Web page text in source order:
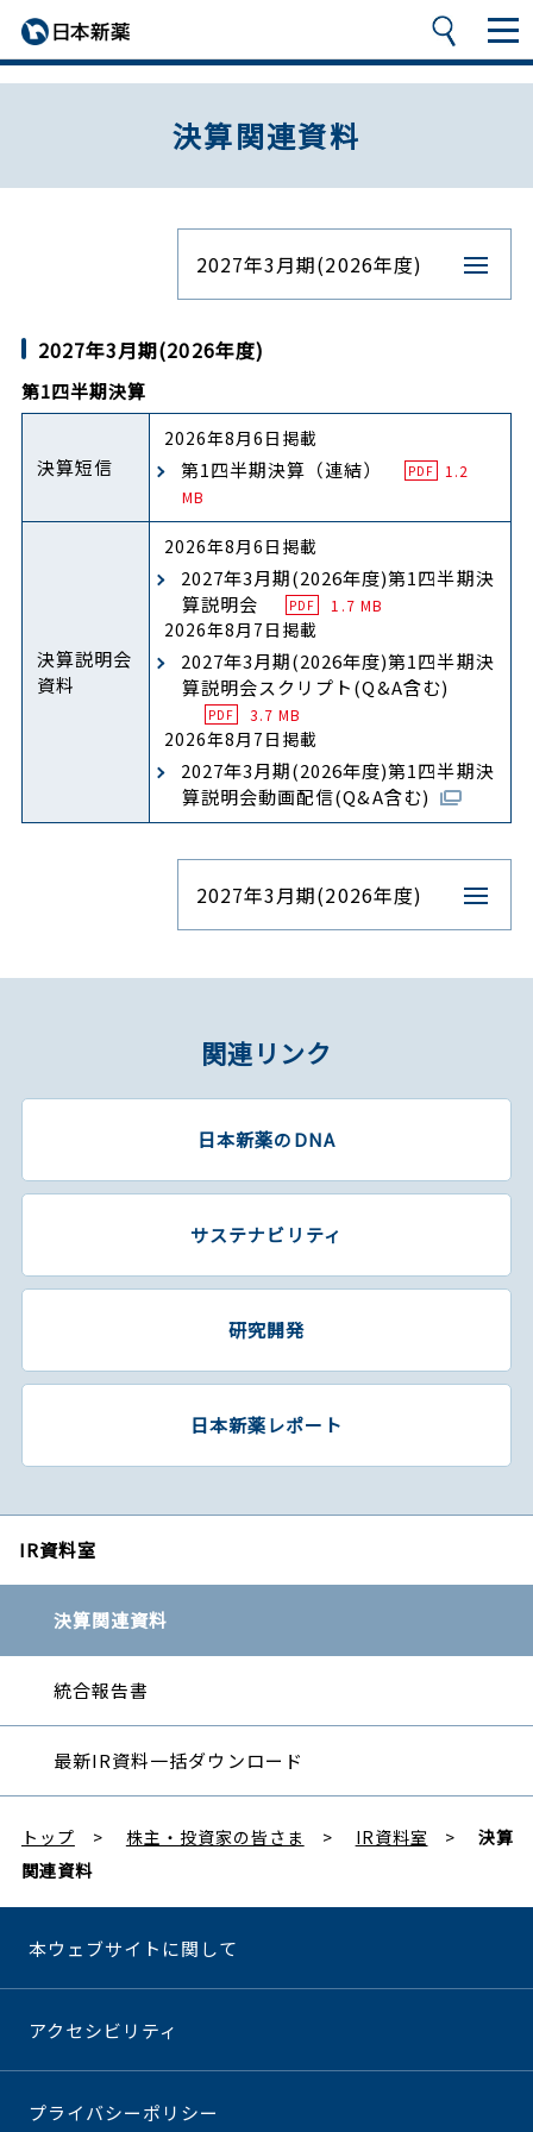
決算関連資料
2027年3月期(2026年度)
2027年3月期(2026年度)
第1四半期決算
決算短信
2026年8月6日掲載
第1四半期決算（連結） PDF
1.2
MB
決算説明会
資料
2026年8月6日掲載
2027年3月期(2026年度)第1四半期決
算説明会
PDF 1.7 MB
2026年8月7日掲載
2027年3月期(2026年度)第1四半期決
算説明会スクリプト(Q&A含む)
PDF 3.7 MB
2026年8月7日掲載
2027年3月期(2026年度)第1四半期決
算説明会動画配信(Q&A含む)
2027年3月期(2026年度)
関連リンク
日本新薬のDNA
サステナビリティ
研究開発
日本新薬レポート
IR資料室
決算関連資料
統合報告書
最新IR資料一括ダウンロード
トップ 株主・投資家の皆さま IR資料室
決算
関連資料
本ウェブサイトに関して
アクセシビリティ
プライバシーポリシー